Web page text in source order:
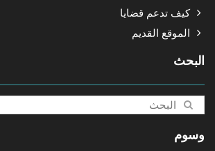
كيف تدعم قضايا
الموقع القديم
البحث
وسوم